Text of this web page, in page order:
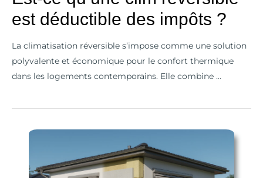
est déductible des impôts ?
La climatisation réversible s’impose comme une solution
polyvalente et économique pour le confort thermique
dans les logements contemporains. Elle combine …
?
maison